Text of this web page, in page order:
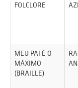
FOLCLORE
MEU PAI É O
MÁXIMO
(BRAILLE)